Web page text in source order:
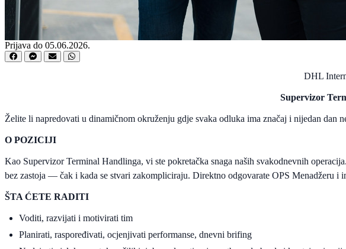
Prijava do 05.06.2026.
DHL
Supervizor
Želite li napredovati u dinamičnom okruženju gdje svaka odluka ima značaj i nijedan
O POZICIJI
Kao Supervizor Terminal Handlinga, vi ste pokretačka snaga naših svakodnevnih
bez zastoja — čak i kada se stvari zakompliciraju. Direktno odgovarate OPS Menadžeru i
ŠTA ĆETE RADITI
Voditi, razvijati i motivirati tim
Planirati, raspoređivati, ocjenjivati performanse, dnevni brifing